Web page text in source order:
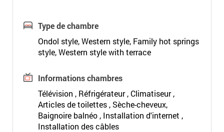
Type de chambre
Ondol style, Western style, Family hot springs
style, Western style with terrace
Informations chambres
Télévision , Réfrigérateur , Climatiseur ,
Articles de toilettes , Sèche-cheveux,
Baignoire balnéo , Installation d'internet ,
Installation des câbles